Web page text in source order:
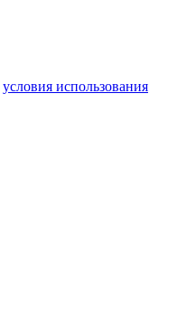
условия использования